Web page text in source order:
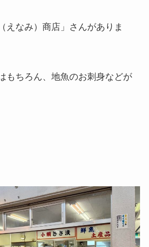
えなみ）商店」さんがありま
もちろん、地魚のお刺身などが